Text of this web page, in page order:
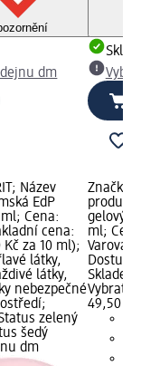
dm
Název
EdP
Cena:
cena:
za 10 ml);
látky,
látky,
nebezpečné
zelený
šedý
dm
Značka:
gelový
ml;
Vybrat
49,50 Kč